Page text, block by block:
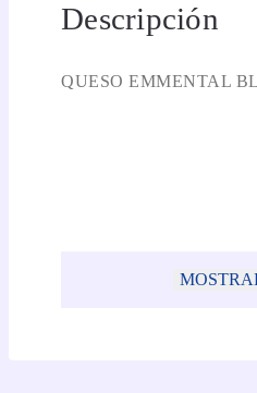
Descripción
QUESO EMMENTAL